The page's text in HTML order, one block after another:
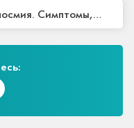
Симптомы,